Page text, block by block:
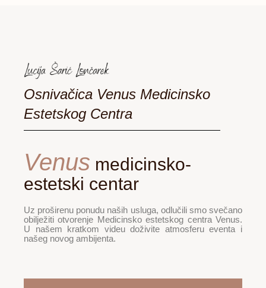
Osnivačica Venus Medicinsko
Estetskog Centra
Venus medicinsko-
estetski centar
Uz proširenu ponudu naših usluga, odlučili smo svečano
obilježiti otvorenje Medicinsko estetskog centra Venus.
U našem kratkom videu doživite atmosferu eventa i
našeg novog ambijenta.